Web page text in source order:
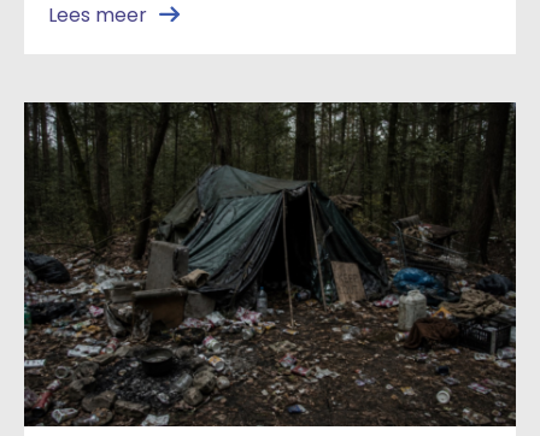
Lees meer